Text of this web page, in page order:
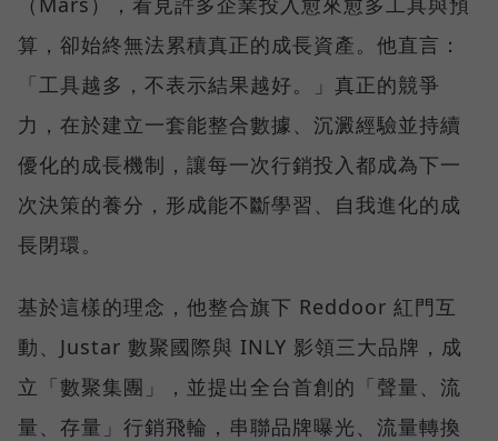
算，卻始終無法累積真正的成長資產。他直言：
「工具越多，不表示結果越好。」真正的競爭
力，在於建立一套能整合數據、沉澱經驗並持續
優化的成長機制，讓每一次行銷投入都成為下一
次決策的養分，形成能不斷學習、自我進化的成
長閉環。
基於這樣的理念，他整合旗下 Reddoor 紅門互
動、Justar 數聚國際與 INLY 影領三大品牌，成
立「數聚集團」，並提出全台首創的「聲量、流
量、存量」行銷飛輪，串聯品牌曝光、流量轉換